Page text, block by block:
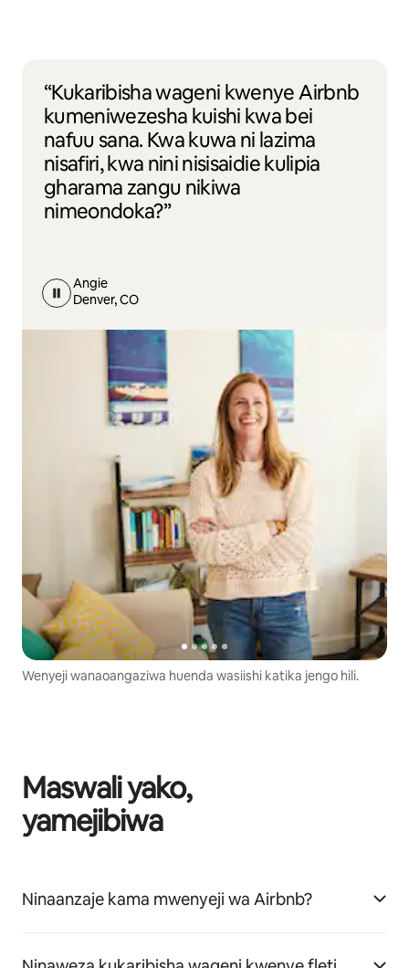
“Kukaribisha wageni kwenye Airbnb
kumeniwezesha kuishi kwa bei
nafuu sana. Kwa kuwa ni lazima
nisafiri, kwa nini nisisaidie kulipia
gharama zangu nikiwa
nimeondoka?”
Angie
Denver, CO
Wenyeji wanaoangaziwa huenda wasiishi katika jengo hili.
Maswali yako,
yamejibiwa
Ninaanzaje kama mwenyeji wa Airbnb?